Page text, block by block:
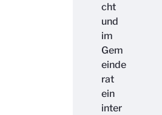
cht
und
im
Gem
einde
rat
ein
inter